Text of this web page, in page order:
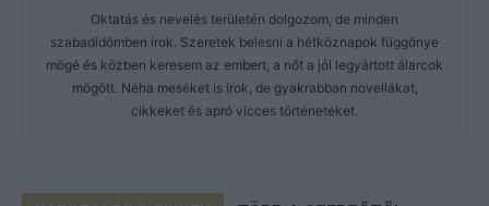
Oktatás és nevelés területén dolgozom, de minden
szabadidőmben írok. Szeretek belesni a hétköznapok függönye
mögé és közben keresem az embert, a nőt a jól legyártott álarcok
mögött. Néha meséket is írok, de gyakrabban novellákat,
cikkeket és apró vicces történeteket.